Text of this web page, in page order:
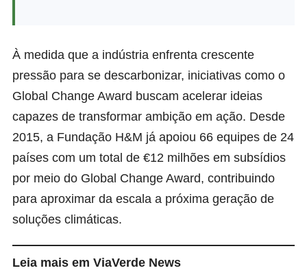
À medida que a indústria enfrenta crescente
pressão para se descarbonizar, iniciativas como o
Global Change Award buscam acelerar ideias
capazes de transformar ambição em ação. Desde
2015, a Fundação H&M já apoiou 66 equipes de 24
países com um total de €12 milhões em subsídios
por meio do Global Change Award, contribuindo
para aproximar da escala a próxima geração de
soluções climáticas.
Leia mais em ViaVerde News